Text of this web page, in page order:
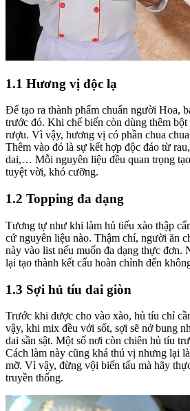
1.1 Hương vị độc lạ
Để tạo ra thành phẩm chuẩn người Hoa,
trước đó. Khi chế biến còn dùng thêm
rượu. Vì vậy, hương vị có phần chua
Thêm vào đó là sự kết hợp độc đáo từ
dai,… Mỗi nguyên liệu đều quan trọng
tuyệt vời, khó cưỡng.
1.2 Topping đa dạng
Tương tự như khi làm hủ tiếu xào thập
cứ nguyên liệu nào. Thậm chí, người ăn
này vào list nếu muốn đa dạng thực đơn.
lại tạo thành kết cấu hoàn chỉnh đến
1.3 Sợi hủ tíu dai giòn
Trước khi được cho vào xào, hủ tíu chỉ
vậy, khi mix đều với sốt, sợi sẽ nở bung
dai sần sật. Một số nơi còn chiên hủ tíu
Cách làm này cũng khá thú vị nhưng lại
mỡ. Vì vậy, đừng vội biến tấu mà hãy
truyền thống.